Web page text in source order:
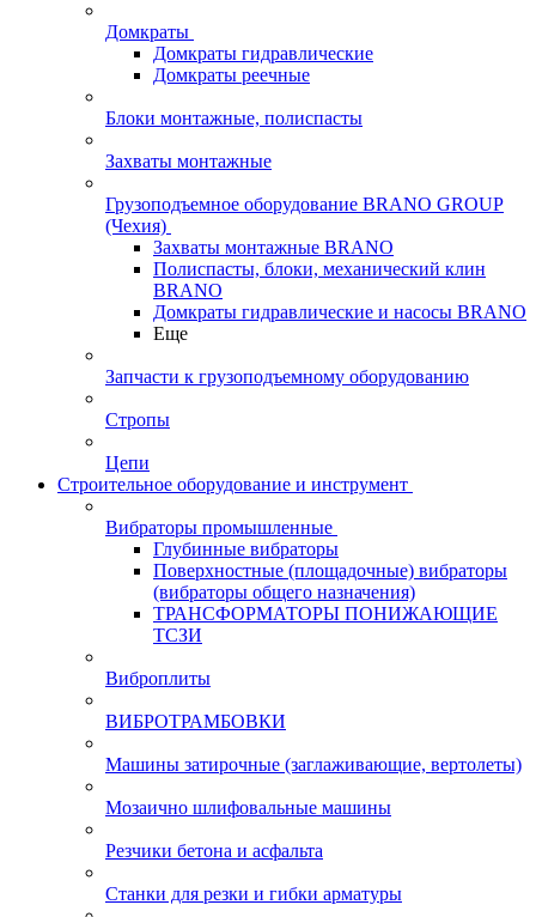
Домкраты
Домкраты гидравлические
Домкраты реечные
Блоки монтажные, полиспасты
Захваты монтажные
Грузоподъемное оборудование BRANO GROUP
(Чехия)
Захваты монтажные BRANO
Полиспасты, блоки, механический клин
BRANO
Домкраты гидравлические и насосы BRANO
Еще
Запчасти к грузоподъемному оборудованию
Стропы
Цепи
Строительное оборудование и инструмент
Вибраторы промышленные
Глубинные вибраторы
Поверхностные (площадочные) вибраторы
(вибраторы общего назначения)
ТРАНСФОРМАТОРЫ ПОНИЖАЮЩИЕ
ТСЗИ
Виброплиты
ВИБРОТРАМБОВКИ
Машины затирочные (заглаживающие, вертолеты)
Мозаично шлифовальные машины
Резчики бетона и асфальта
Станки для резки и гибки арматуры